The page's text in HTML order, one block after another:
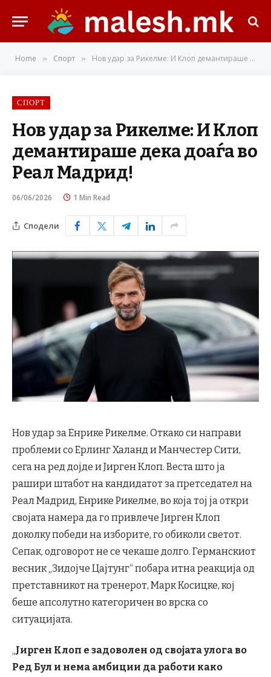
Home » Спорт » Нов удар за Рикелме: И Клоп демантираше дека доаѓа во Реал Мадрид!
СПОРТ
Нов удар за Рикелме: И Клоп
демантираше дека доаѓа во
Реал Мадрид!
06/06/2026 1 Min Read
Сподели
Нов удар за Енрике Рикелме. Откако си направи
проблеми со Ерлинг Халанд и Манчестер Сити,
сега на ред дојде и Јирген Клоп. Веста што ја
рашири штабот на кандидатот за претседател на
Реал Мадрид, Енрике Рикелме, во која тој ја откри
својата намера да го привлече Јирген Клоп
доколку победи на изборите, го обиколи светот.
Сепак, одговорот не се чекаше долго. Германскиот
весник „Зидојче Цајтунг“ побара итна реакција од
претставникот на тренерот, Марк Косицке, кој
беше апсолутно категоричен во врска со
ситуацијата.
Јирген Клоп е задоволен од својата улога во
Ред Бул и нема амбиции да работи како